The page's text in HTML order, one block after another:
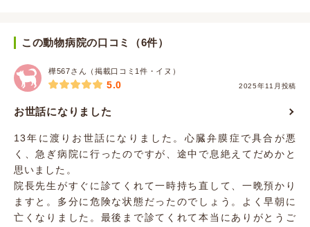
この動物病院の口コミ（6件）
樺567さん（掲載口コミ1件・イヌ）
2025年11月投稿
5.0
お世話になりました
13年に渡りお世話になりました。心臓弁膜症で具合が悪
く、急ぎ病院に行ったのですが、途中で息絶えてだめかと
思いました。
院長先生がすぐに診てくれて一時持ち直して、一晩預かり
ますと。多分に危険な状態だったのでしょう。よく早朝に
亡くなりました。最後まで診てくれて本当にありがとうご